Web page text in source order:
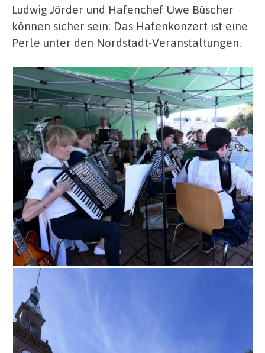
Ludwig Jörder und Hafenchef Uwe Büscher
können sicher sein: Das Hafenkonzert ist eine
Perle unter den Nordstadt-Veranstaltungen.